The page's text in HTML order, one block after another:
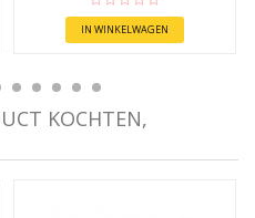
IN WINKELWAGEN
KOCHTEN,